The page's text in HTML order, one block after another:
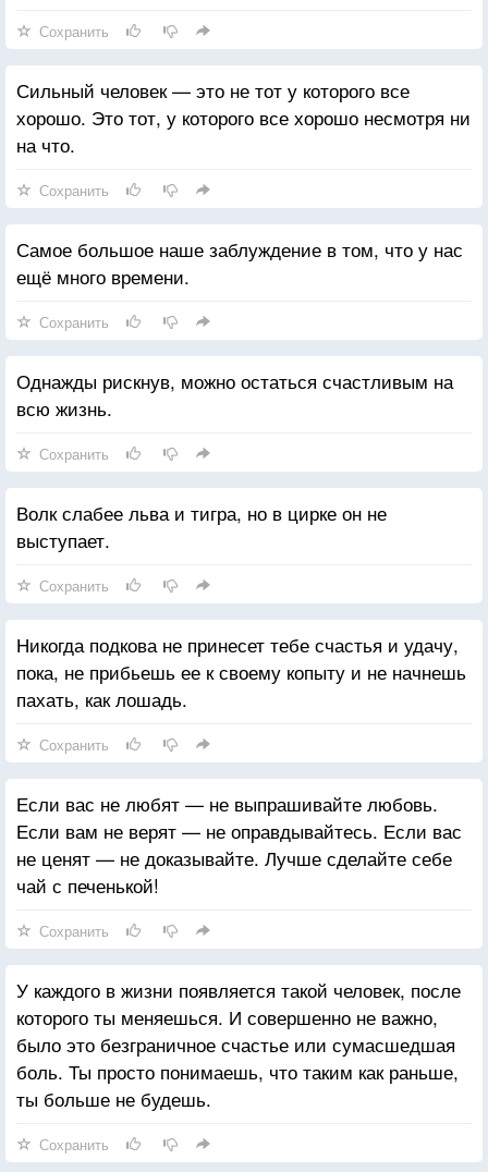
Сохранить
Сильный человек — это не тот у которого все
хорошо. Это тот, у которого все хорошо несмотря ни
на что.
Сохранить
Самое большое наше заблуждение в том, что у нас
ещё много времени.
Сохранить
Однажды рискнув, можно остаться счастливым на
всю жизнь.
Сохранить
Волк слабее льва и тигра, но в цирке он не
выступает.
Сохранить
Никогда подкова не принесет тебе счастья и удачу,
пока, не прибьешь ее к своему копыту и не начнешь
пахать, как лошадь.
Сохранить
Если вас не любят — не выпрашивайте любовь.
Если вам не верят — не оправдывайтесь. Если вас
не ценят — не доказывайте. Лучше сделайте себе
чай с печенькой!
Сохранить
У каждого в жизни появляется такой человек, после
которого ты меняешься. И совершенно не важно,
было это безграничное счастье или сумасшедшая
боль. Ты просто понимаешь, что таким как раньше,
ты больше не будешь.
Сохранить